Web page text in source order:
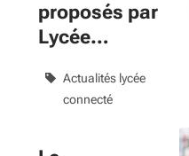
proposés par
Lycée
Actualités lycée
connecté